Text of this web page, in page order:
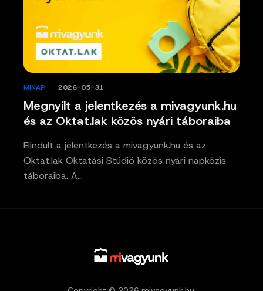
Megnyílt a jelentkezés a mivagyunk.hu
és az Oktat.lak közös nyári táboraiba
MINAP 2026-05-31
Elindult a jelentkezés a mivagyunk.hu és az
Oktat.lak Oktatási Stúdió közös nyári napközis
táboraiba. A…